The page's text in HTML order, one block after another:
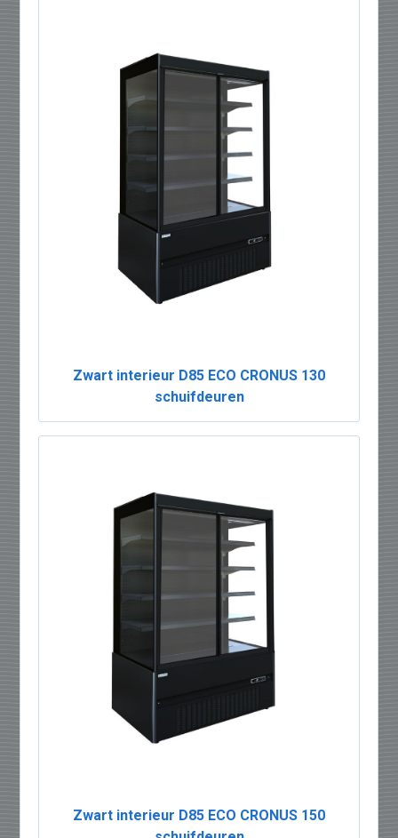
Zwart interieur D85 ECO CRONUS 130
schuifdeuren
Zwart interieur D85 ECO CRONUS 150